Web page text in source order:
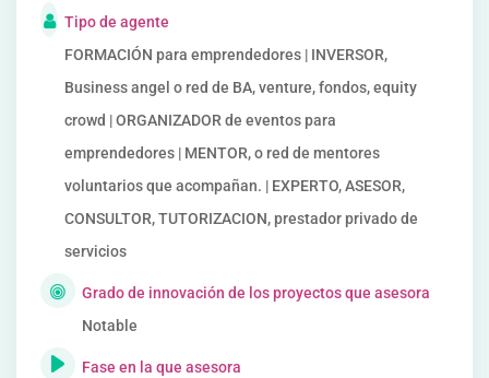
Tipo de agente
FORMACIÓN para emprendedores | INVERSOR,
Business angel o red de BA, venture, fondos, equity
crowd | ORGANIZADOR de eventos para
emprendedores | MENTOR, o red de mentores
voluntarios que acompañan. | EXPERTO, ASESOR,
CONSULTOR, TUTORIZACION, prestador privado de
servicios
Grado de innovación de los proyectos que asesora
Notable
Fase en la que asesora